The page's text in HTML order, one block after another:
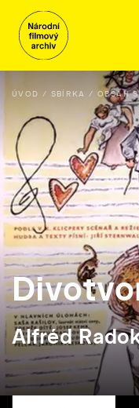
ÚVOD SBÍRKA OBSAH
Alfréd